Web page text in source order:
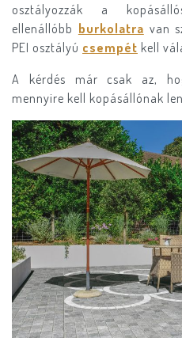
osztályozzák a
ellenállóbb burkolatra van
PEI osztályú csempét kell
A kérdés már csak az,
mennyire kell kopásállónak